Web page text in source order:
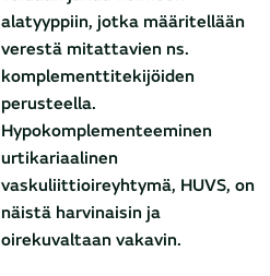
alatyyppiin, jotka määritellään
verestä mitattavien ns.
komplementtitekijöiden
perusteella.
Hypokomplementeeminen
urtikariaalinen
vaskuliittioireyhtymä, HUVS, on
näistä harvinaisin ja
oirekuvaltaan vakavin.